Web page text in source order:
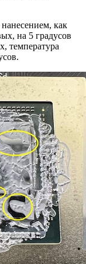
как
на 5 градусов
температура